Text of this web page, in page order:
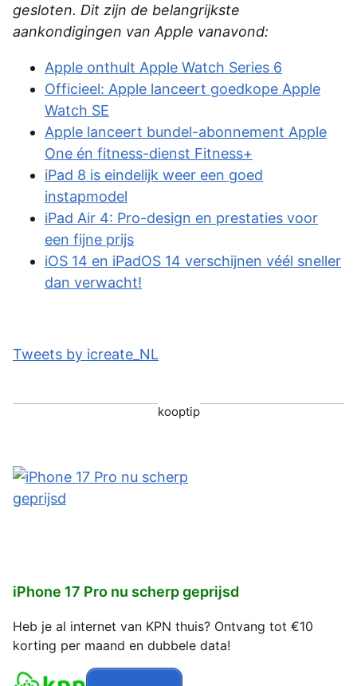
gesloten. Dit zijn de belangrijkste
aankondigingen van Apple vanavond:
Apple onthult Apple Watch Series 6
Officieel: Apple lanceert goedkope Apple
Watch SE
Apple lanceert bundel-abonnement Apple
One én fitness-dienst Fitness+
iPad 8 is eindelijk weer een goed
instapmodel
iPad Air 4: Pro-design en prestaties voor
een fijne prijs
iOS 14 en iPadOS 14 verschijnen véél sneller
dan verwacht!
Tweets by icreate_NL
kooptip
iPhone 17 Pro nu scherp geprijsd
Heb je al internet van KPN thuis? Ontvang tot €10
korting per maand en dubbele data!